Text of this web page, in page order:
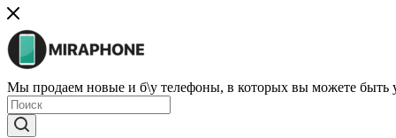
Мы продаем новые и б\у телефоны, в которых вы можете быть